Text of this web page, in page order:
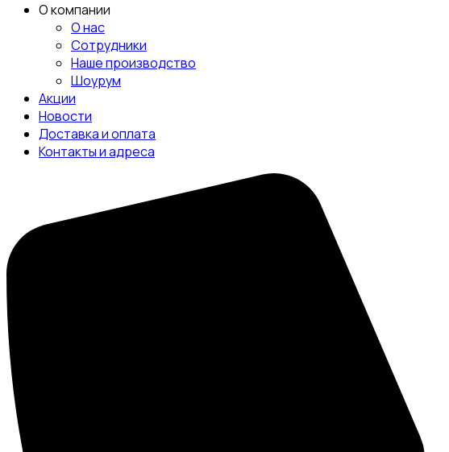
О компании
О нас
Сотрудники
Наше производство
Шоурум
Акции
Новости
Доставка и оплата
Контакты и адреса